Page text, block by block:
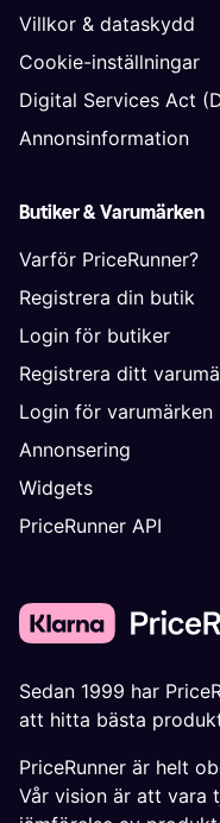
Villkor & dataskydd
Cookie-inställningar
Digital Services Act
Annonsinformation
Butiker & Varumärken
Varför PriceRunner?
Registrera din butik
Login för butiker
Registrera ditt
Login för varumärken
Annonsering
Widgets
PriceRunner API
Sedan 1999 har
att hitta bästa
PriceRunner är helt
Vår vision är att vara